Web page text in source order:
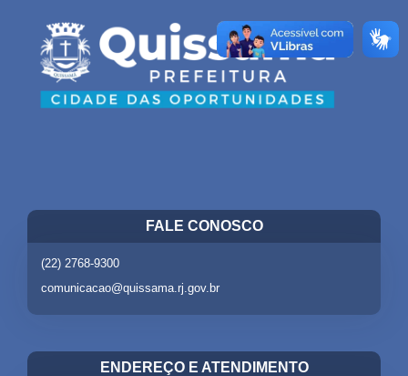
FALE CONOSCO
(22) 2768-9300
comunicacao@quissama.rj.gov.br
ENDEREÇO E ATENDIMENTO